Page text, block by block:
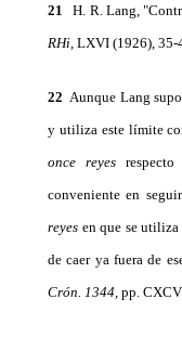
21 H. R. Lang,
RHi, LXVI (1926), 35-
22 Aunque Lang
y utiliza este límite
once reyes
conveniente en
reyes en que se utiliza
de caer ya fuera de
Crón. 1344, pp.